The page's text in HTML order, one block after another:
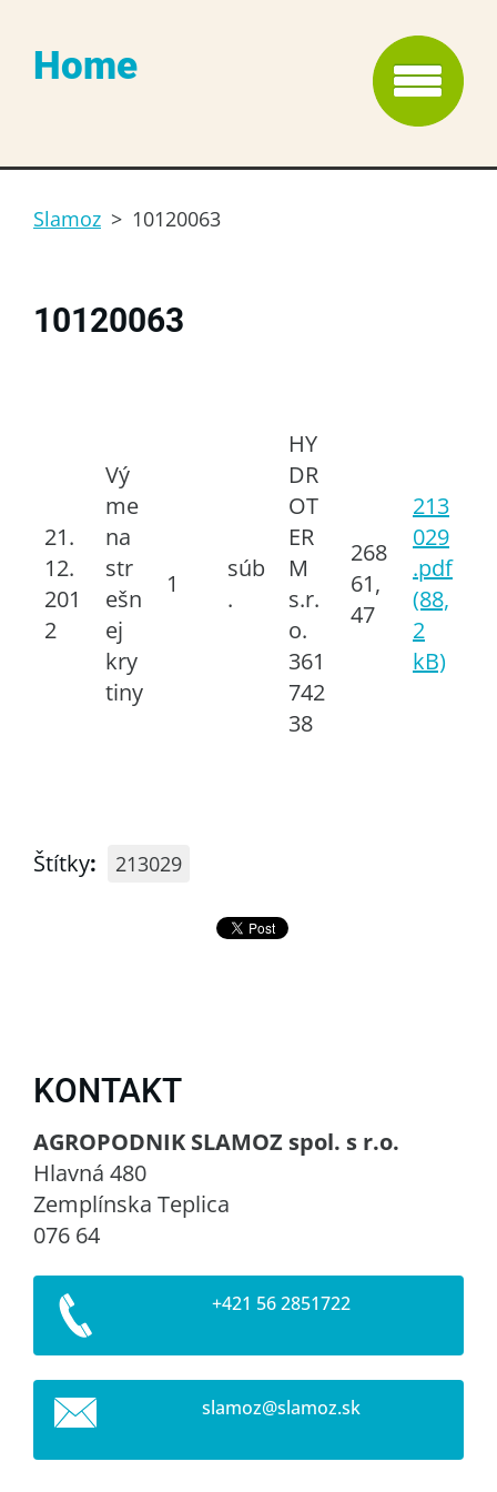
Home
Slamoz > 10120063
10120063
21.
12.
201
2
Vý
me
na
str
ešn
ej
kry
tiny
1
súb
.
HY
DR
OT
ER
M
s.r.
o.
361
742
38
268
61,
47
213
029
.pdf
(88,
2
kB)
Štítky: 213029
KONTAKT
AGROPODNIK SLAMOZ spol. s r.o.
Hlavná 480
Zemplínska Teplica
076 64
+421 56 2851722
slamoz@slamoz.sk